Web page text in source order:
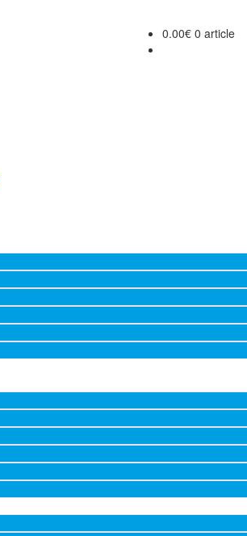
0.00€ 0 article